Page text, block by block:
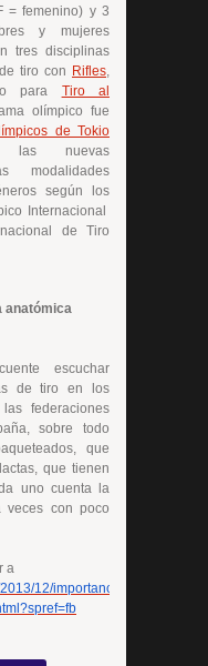
= femenino) y 3
y mujeres
tres disciplinas
tiro con Rifles,
para Tiro al
olímpico fue
de Tokio
nuevas
modalidades
según los
Internacional
de Tiro
anatómica
escuchar
de tiro en los
federaciones
sobre todo
que
que tienen
uno cuenta la
con poco
a
12/importancia-
spref=fb